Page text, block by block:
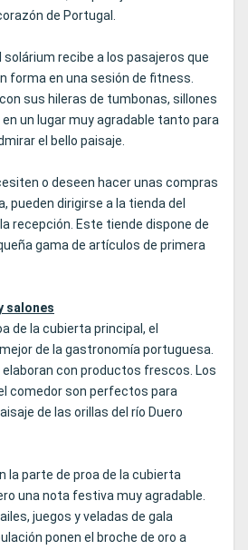
de Portugal.
solárium recibe a los pasajeros que
forma en una sesión de fitness.
sus hileras de tumbonas, sillones
un lugar muy agradable tanto para
el bello paisaje.
o deseen hacer unas compras
pueden dirigirse a la tienda del
recepción. Este tiende dispone de
gama de artículos de primera
salones
de la cubierta principal, el
de la gastronomía portuguesa.
con productos frescos. Los
comedor son perfectos para
de las orillas del río Duero
la parte de proa de la cubierta
una nota festiva muy agradable.
juegos y veladas de gala
ponen el broche de oro a